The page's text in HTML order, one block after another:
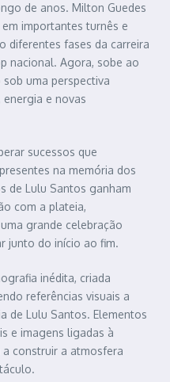
de anos. Milton Guedes
importantes turnês e
diferentes fases da carreira
nacional. Agora, sobe ao
uma perspectiva
e novas
sucessos que
na memória dos
de Lulu Santos ganham
com a plateia,
grande celebração
junto do início ao fim.
inédita, criada
referências visuais a
de Lulu Santos. Elementos
e imagens ligadas à
construir a atmosfera